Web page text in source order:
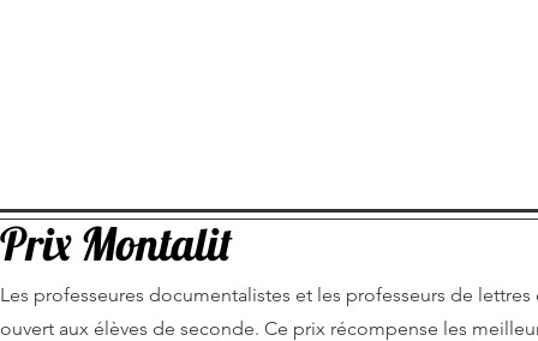
Prix Montalit
Les professeures documentalistes et les professeurs de
ouvert aux élèves de seconde. Ce prix récompense les